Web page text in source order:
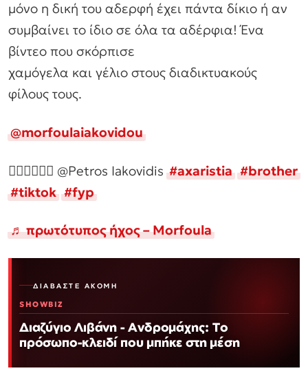
μόνο η δική του αδερφή έχει πάντα δίκιο ή αν
συμβαίνει το ίδιο σε όλα τα αδέρφια! Ένα
βίντεο που σκόρπισε
χαμόγελα και γέλιο στους διαδικτυακούς
φίλους τους.
@morfoulaiakovidou
🤷‍♀️🤷‍♀️🤷‍♀️ @Petros Iakovidis#axaristia #brother
#tiktok #fyp
♬ πρωτότυπος ήχος – Morfoula
ΔΙΑΒΆΣΤΕ ΑΚΌΜΗ
SHOWBIZ
Διαζύγιο Λιβάνη - Ανδρομάχης: Το
πρόσωπο-κλειδί που μπήκε στη μέση